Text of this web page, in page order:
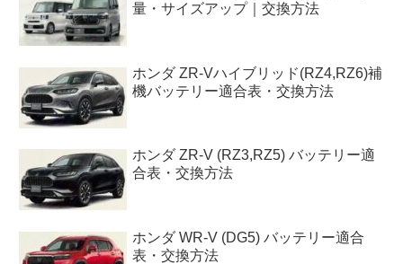
量・サイズアップ｜交換方法
ホンダ ZR-Vハイブリッド(RZ4,RZ6)補
機バッテリー適合表・交換方法
ホンダ ZR-V (RZ3,RZ5) バッテリー適
合表・交換方法
ホンダ WR-V (DG5) バッテリー適合
表・交換方法